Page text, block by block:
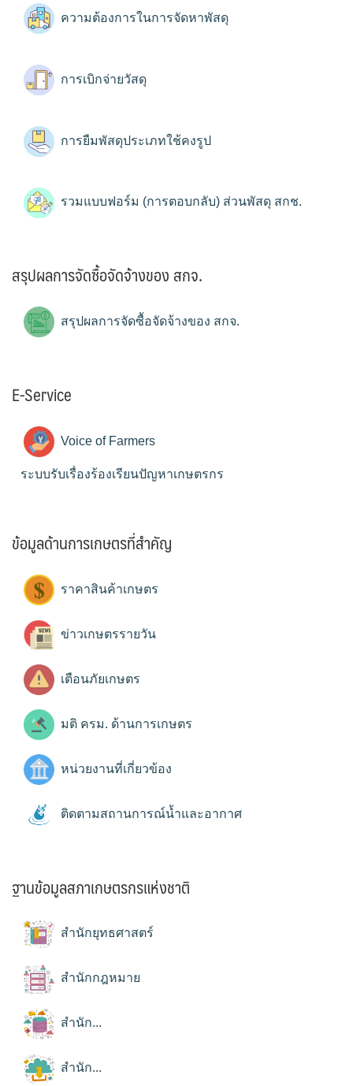
ความต้องการในการจัดหาพัสดุ
การเบิกจ่ายวัสดุ
การยืมพัสดุประเภทใช้คงรูป
รวมแบบฟอร์ม (การตอบกลับ) ส่วนพัสดุ สกช.
สรุปผลการจัดซื้อจัดจ้างของ สกจ.
สรุปผลการจัดซื้อจัดจ้างของ สกจ.
E-Service
Voice of Farmers
ระบบรับเรื่องร้องเรียนปัญหาเกษตรกร
ข้อมูลด้านการเกษตรที่สำคัญ
ราคาสินค้าเกษตร
ข่าวเกษตรรายวัน
เตือนภัยเกษตร
มติ ครม. ด้านการเกษตร
หน่วยงานที่เกี่ยวข้อง
ติดตามสถานการณ์น้ำและอากาศ
ฐานข้อมูลสภาเกษตรกรแห่งชาติ
สำนักยุทธศาสตร์
สำนักกฎหมาย
สำนัก...
สำนัก...